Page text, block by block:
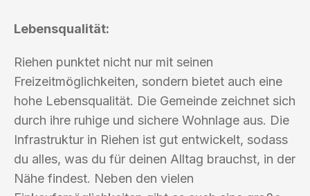
Lebensqualität:
Riehen punktet nicht nur mit seinen
Freizeitmöglichkeiten, sondern bietet auch eine
hohe Lebensqualität. Die Gemeinde zeichnet sich
durch ihre ruhige und sichere Wohnlage aus. Die
Infrastruktur in Riehen ist gut entwickelt, sodass
du alles, was du für deinen Alltag brauchst, in der
Nähe findest. Neben den vielen